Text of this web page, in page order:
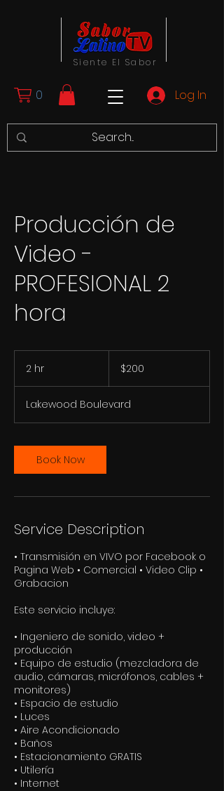
Siente El Sabor
0 Log In
Producción de
Video -
PROFESIONAL 2
hora
2 hr
dollars$200
Lakewood Boulevard
Book Now
Service Description
• Transmisión en VIVO por Facebook o
Pagina Web • Comercial • Video Clip •
Grabacion
Este servicio incluye:
• Ingeniero de sonido, video +
producción
• Equipo de estudio (mezcladora de
audio, cámaras, micrófonos, cables +
monitores)
• Espacio de estudio
• Luces
• Aire Acondicionado
• Baños
• Estacionamiento GRATIS
• Utilería
• Internet